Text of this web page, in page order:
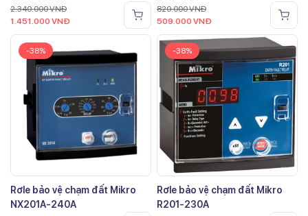
2.340.000VNĐ
1.451.000 VNĐ
820.000VNĐ
509.000 VNĐ
-38%
Rơle bảo vệ chạm đất Mikro
NX201A-240A
-38%
Rơle bảo vệ chạm đất Mikro
R201-230A